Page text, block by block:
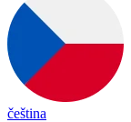
čeština